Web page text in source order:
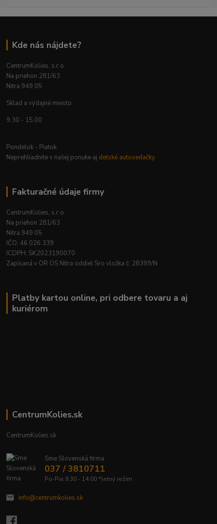
Kde nás nájdete?
CentrumKolies, s.r.o.
Na priehon 281/63
Nitra 949 05
Sklad a výdajné miesto
9.30 - 15.00
Pondelok - Piatok
Neprehliadnite v našej ponuke aj detské autosedačky
Fakturačné údaje firmy
CentrumKolies, s.r.o.
Na priehon 281/63
Nitra 949 05
IČO: 46 026 339
ICDPH: SK2023190070
Zapísaná v OR OS Nitra oddiel Sro vložka č. 28399/N
Platby kartou online, pri odbere tovaru a aj
kuriérom
CentrumKolies.sk
CentrumKolies.sk
Sme Slovenská firma
037 / 3810711
Po-Pia 9.30 - 14.00 *letný režim
info@centrumkolies.sk